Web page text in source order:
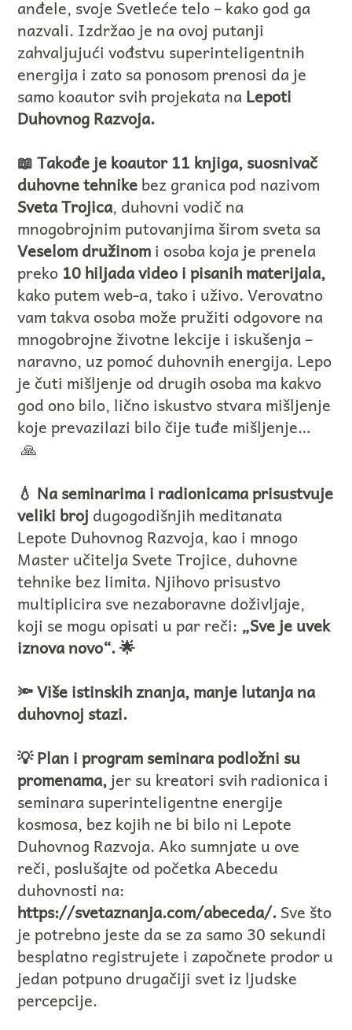
anđele, svoje Svetleće telo – kako god ga
nazvali. Izdržao je na ovoj putanji
zahvaljujući vođstvu superinteligentnih
energija i zato sa ponosom prenosi da je
samo koautor svih projekata naLepoti
Duhovnog Razvoja.
📖 Takođe je koautor 11 knjiga, suosnivač
duhovne tehnikebez granica pod nazivom
Sveta Trojica, duhovni vodič na
mnogobrojnim putovanjima širom sveta sa
Veselom družinomi osoba koja je prenela
preko 10 hiljada video i pisanih materijala,
kako putem web-a, tako i uživo. Verovatno
vam takva osoba može pružiti odgovore na
mnogobrojne životne lekcije i iskušenja –
naravno, uz pomoć duhovnih energija. Lepo
je čuti mišljenje od drugih osoba ma kakvo
god ono bilo, lično iskustvo stvara mišljenje
koje prevazilazi bilo čije tuđe mišljenje…
🙏
💧 Na seminarima i radionicama prisustvuje
veliki broj dugogodišnjih meditanata
Lepote Duhovnog Razvoja, kao i mnogo
Master učitelja Svete Trojice, duhovne
tehnike bez limita. Njihovo prisustvo
multiplicira sve nezaboravne doživljaje,
koji se mogu opisati u par reči: „Sve je uvek
iznova novo“. 🌟
🔦 Više istinskih znanja, manje lutanja na
duhovnoj stazi.
💡 Plan i program seminara podložni su
promenama,jer su kreatori svih radionica i
seminara superinteligentne energije
kosmosa, bez kojih ne bi bilo ni Lepote
Duhovnog Razvoja. Ako sumnjate u ove
reči, poslušajte od početka Abecedu
duhovnosti na:
https://svetaznanja.com/abeceda/.Sve što
je potrebno jeste da se za samo 30 sekundi
besplatno registrujete i započnete prodor u
jedan potpuno drugačiji svet iz ljudske
percepcije.